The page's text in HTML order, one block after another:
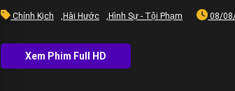
Chính Kịch Hài Hước Hình Sự - Tội Phạm 08/